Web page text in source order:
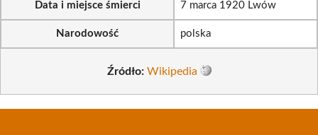
Data i miejsce śmierci 7 marca 1920 Lwów
Narodowość polska
Źródło: Wikipedia